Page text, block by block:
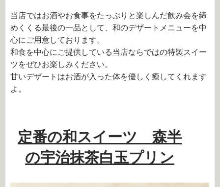
当店ではお酒やお食事をたっぷりと楽しんだ飲み会を締
めくくる最後の一品として、和のデザートメニューを中
心にご用意しております。
和食を中心にご提供している当店ならではの特製スイー
ツをぜひお楽しみください。
甘いデザートはお酒が入った体を優しく癒してくれます
よ。
定番の和スイーツ 森半
の宇治抹茶白玉プリン